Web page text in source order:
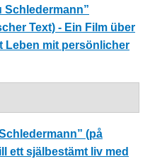
Schledermann”
Text) - Ein Film über
Leben mit persönlicher
(på
ett själbestämt liv med